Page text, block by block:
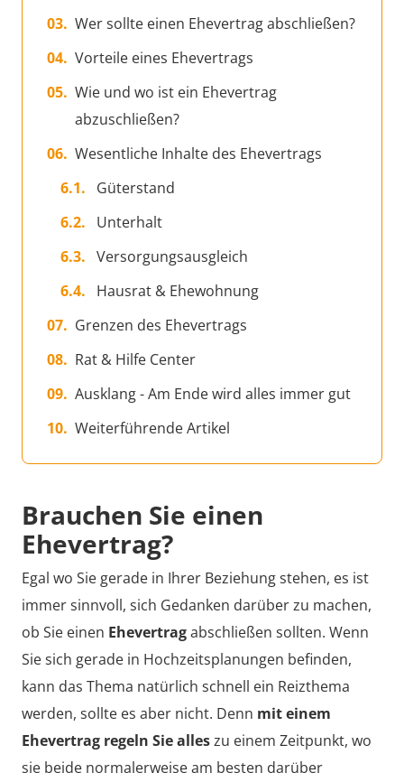
Wer sollte einen Ehevertrag abschließen?
Vorteile eines Ehevertrags
Wie und wo ist ein Ehevertrag
abzuschließen?
Wesentliche Inhalte des Ehevertrags
Güterstand
Unterhalt
Versorgungsausgleich
Hausrat & Ehewohnung
Grenzen des Ehevertrags
Rat & Hilfe Center
Ausklang - Am Ende wird alles immer gut
Weiterführende Artikel
Brauchen Sie einen
Ehevertrag?
Egal wo Sie gerade in Ihrer Beziehung stehen, es ist
immer sinnvoll, sich Gedanken darüber zu machen,
ob Sie einen Ehevertragabschließen sollten. Wenn
Sie sich gerade in Hochzeitsplanungen befinden,
kann das Thema natürlich schnell ein Reizthema
werden, sollte es aber nicht. Denn mit einem
Ehevertrag regeln Sie alleszu einem Zeitpunkt, wo
sie beide normalerweise am besten darüber